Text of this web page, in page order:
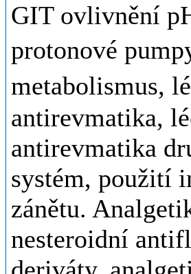
GIT ovlivnění
protonové
metabolismus,
antirevmatika,
antirevmatika
systém, použití
zánětu.
nesteroidní